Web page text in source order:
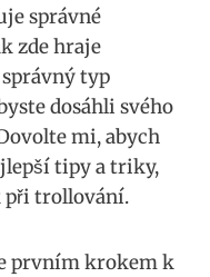
správné
zde hraje
typ
dosáhli svého
mi, abych
tipy a‍ triky,
při trollování.
prvním krokem k